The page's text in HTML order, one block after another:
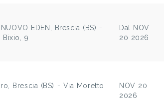
NUOVO EDEN, Brescia (BS) -
Bixio, 9
Dal NOV
20 2026
Brescia (BS) - Via Moretto
NOV 20
2026